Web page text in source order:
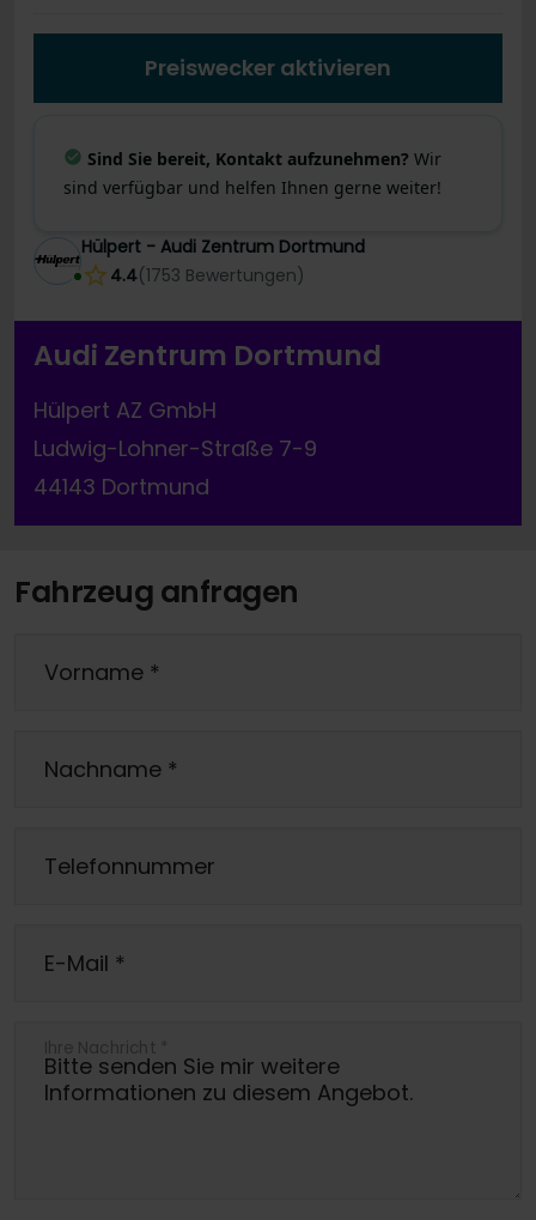
Preiswecker aktivieren
Sind Sie bereit, Kontakt aufzunehmen? Wir
sind verfügbar und helfen Ihnen gerne weiter!
Hülpert - Audi Zentrum Dortmund
4.4(1753 Bewertungen)
Audi Zentrum Dortmund
Hülpert AZ GmbH
Ludwig-Lohner-Straße 7-9
44143 Dortmund
Fahrzeug anfragen
Vorname *
Nachname *
Telefonnummer
E-Mail *
Ihre Nachricht *